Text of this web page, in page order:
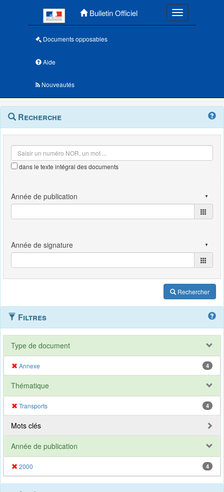
Bulletin Officiel Toggle
Documents opposables
Aide
Nouveautés
Navigation
outils
Menu
contextuel
Recherche
dans le texte intégral des documents
Rechercher
Filtres
Type de document
Annexe 4
Thématique
Transports 4
Mots clés
Année de publication
2000 4